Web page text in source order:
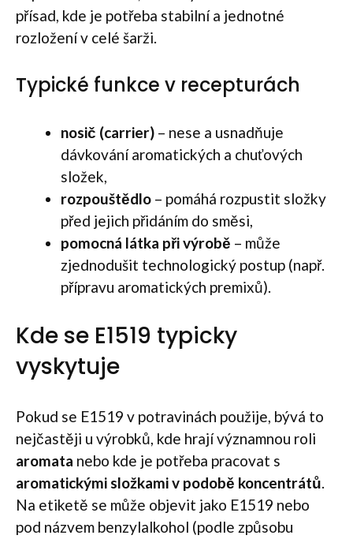
přísad, kde je potřeba stabilní a jednotné
rozložení v celé šarži.
Typické funkce v recepturách
nosič (carrier) – nese a usnadňuje
dávkování aromatických a chuťových
složek,
rozpouštědlo – pomáhá rozpustit složky
před jejich přidáním do směsi,
pomocná látka při výrobě – může
zjednodušit technologický postup (např.
přípravu aromatických premixů).
Kde se E1519 typicky
vyskytuje
Pokud se E1519 v potravinách použije, bývá to
nejčastěji u výrobků, kde hrají významnou roli
aromata nebo kde je potřeba pracovat s
aromatickými složkami v podobě koncentrátů.
Na etiketě se může objevit jako E1519 nebo
pod názvem benzylalkohol (podle způsobu